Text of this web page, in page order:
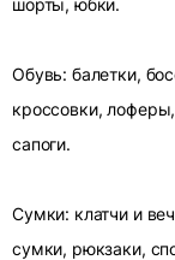
шорты, юбки.
Обувь: балетки,
кроссовки,
сапоги.
Сумки: клатчи и
сумки, рюкзаки,